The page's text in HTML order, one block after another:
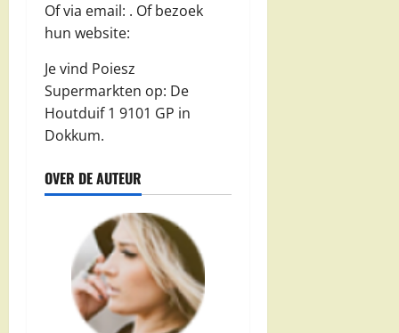
Of via email: . Of bezoek
hun website:
Je vind Poiesz
Supermarkten op: De
Houtduif 1 9101 GP in
Dokkum.
OVER DE AUTEUR